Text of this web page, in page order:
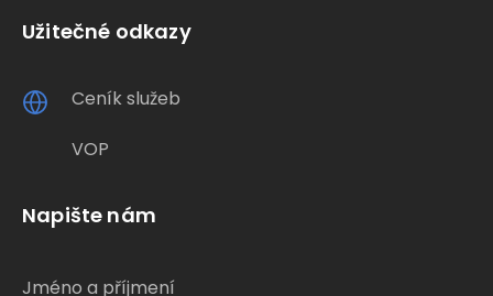
Užitečné odkazy
Ceník služeb
VOP
Napište nám